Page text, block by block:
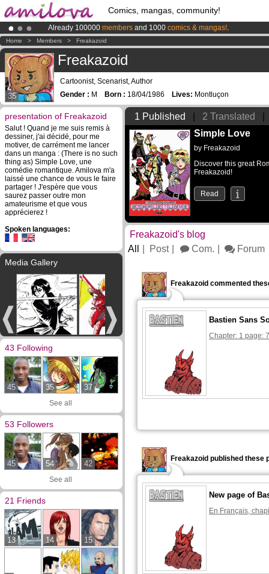
Comics, mangas, community!
Already 100000 members and 1000 comics & mangas!.
Premium membership from3.95 eurosper month !Get membership
AmilovaKickstarter is now LIVE!.
Home > Members > Freakazoid
35
Freakazoid
Cartoonist, Scenarist, Author
Gender : M Born : 18/04/1986 Lives: Montluçon
presentation of Freakazoid
Salut ! Quand je me suis remis à
dessiner, j'ai décidé, pour me
motiver, de carrément me lancer
dans un manga : (There is no such
thing as) Simple Love, une
comédie romantique. Amilova m'a
laissé une chance de vous le faire
partager ! J'espère que vous
saurez passer outre mon
amateurisme et que vous
apprécierez !
Spoken languages:
Media Gallery
43 Following
45 35 37
See all
53 Followers
45 54 42
See all
21 Friends
13 14 15
1 Published 2 Translated
Simple Love
by Freakazoid
Discover this great
Freakazoid!
Read
Freakazoid's blog
All
Post Com. Forum
Freakazoid commented
Bastien Sans
Chapter: 1 page:
Freakazoid published these
New page of
En Français,